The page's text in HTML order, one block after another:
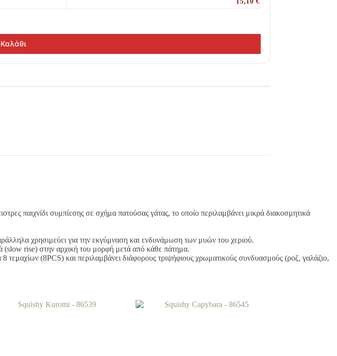
παιχνίδι συμπίεσης σε σχήμα πατούσας γάτας, το οποίο περιλαμβάνει μικρά διακοσμητικά
χρησιμεύει για την εκγύμναση και ενδυνάμωση των μυών του χεριού.
(slow rise) στην αρχική του μορφή μετά από κάθε πάτημα.
τεμαχίων (8PCS) και περιλαμβάνει διάφορους τριψήφιους χρωματικούς συνδυασμούς (ροζ, γαλάζιο,